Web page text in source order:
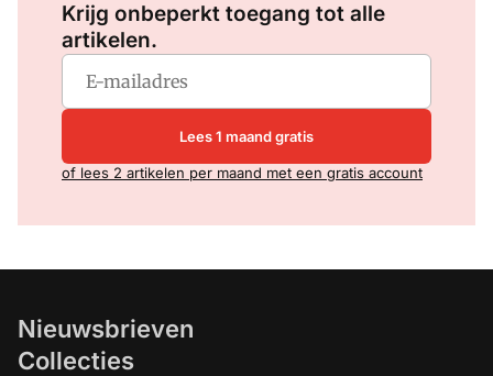
Krijg onbeperkt toegang tot alle
artikelen.
Lees 1 maand gratis
of lees 2 artikelen per maand met een gratis account
Nieuwsbrieven
Collecties